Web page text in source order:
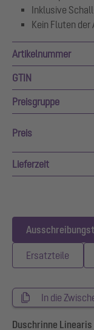
Inklusive
Kein Fluten
Artikelnummer
GTIN
Preisgruppe
Preis
Lieferzeit
Ersatzteile
In die
Duschrinne